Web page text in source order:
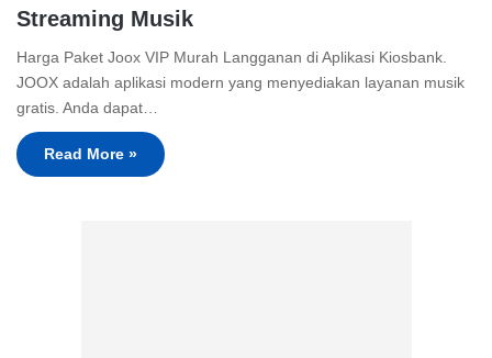
Streaming Musik
Harga Paket Joox VIP Murah Langganan di Aplikasi Kiosbank.
JOOX adalah aplikasi modern yang menyediakan layanan musik
gratis. Anda dapat…
Read More »